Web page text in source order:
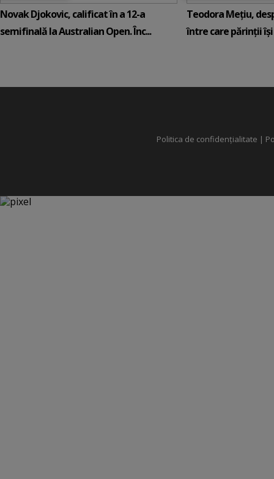
Novak Djokovic, calificat în a 12-a
semifinală la Australian Open. Înc...
Teodora Mețiu,
între care părinții își
Politica de confidențialitate |